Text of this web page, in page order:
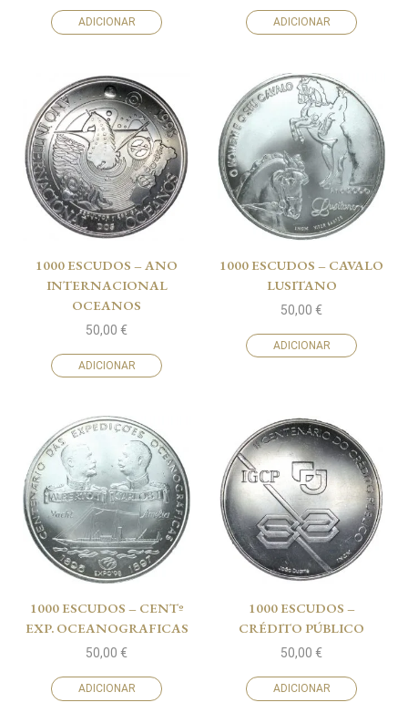
ADICIONAR ADICIONAR
1000 ESCUDOS – ANO
INTERNACIONAL
OCEANOS
50,00 €
ADICIONAR
1000 ESCUDOS – CAVALO
LUSITANO
50,00 €
ADICIONAR
1000 ESCUDOS – CENTº
EXP. OCEANOGRAFICAS
50,00 €
ADICIONAR
1000 ESCUDOS –
CRÉDITO PÚBLICO
50,00 €
ADICIONAR